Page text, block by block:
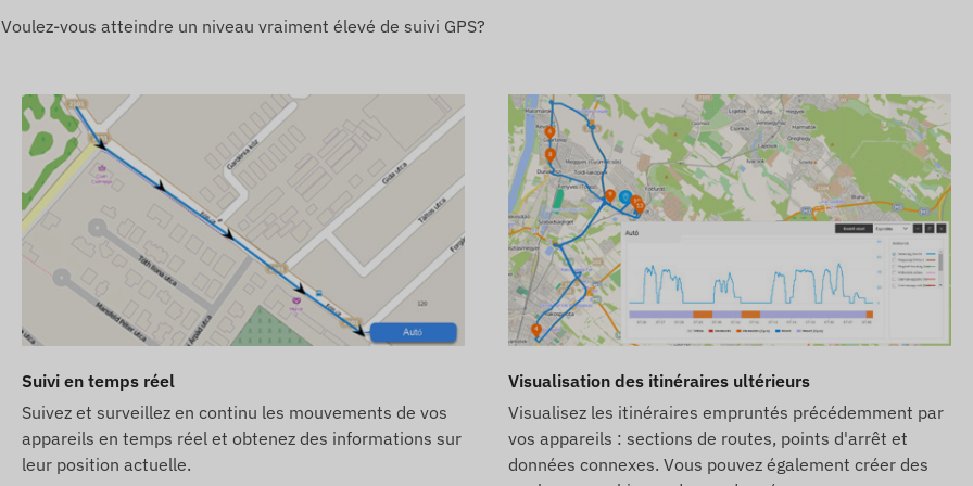
active avec les systemes de satellites de
Ces connexions assurent la collecte et la
le téléphone du propriétaire ou, en cas d'utilisation
de traitement des données. L'appareil communique
(remplaçable).
suivantes :
Voulez-vous atteindre un niveau vraiment élevé de suivi GPS?
Suivi en temps réel
Suivez et surveillez en continu les mouvements de vos
appareils en temps réel et obtenez des informations sur
leur position actuelle.
Visualisation des itinéraires ultérieurs
Visualisez les itinéraires empruntés précédemment par
vos appareils : sections de routes, points d'arrêt et
données connexes. Vous pouvez également créer des